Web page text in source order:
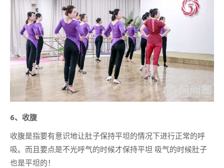
6、收腹
收腹是指要有意识地让肚子保持平坦的情况下进行正常的呼
吸。而且要点是不光呼气的时候才保持平坦 吸气的时候肚子
也是平坦的！